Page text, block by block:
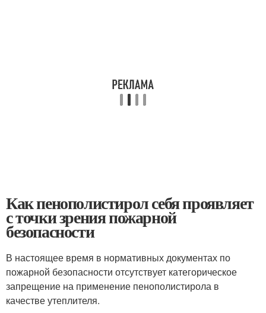
Как пенополистирол себя проявляет
с точки зрения пожарной
безопасности
В настоящее время в нормативных документах по
пожарной безопасности отсутствует категорическое
запрещение на применение пенополистирола в
качестве утеплителя.